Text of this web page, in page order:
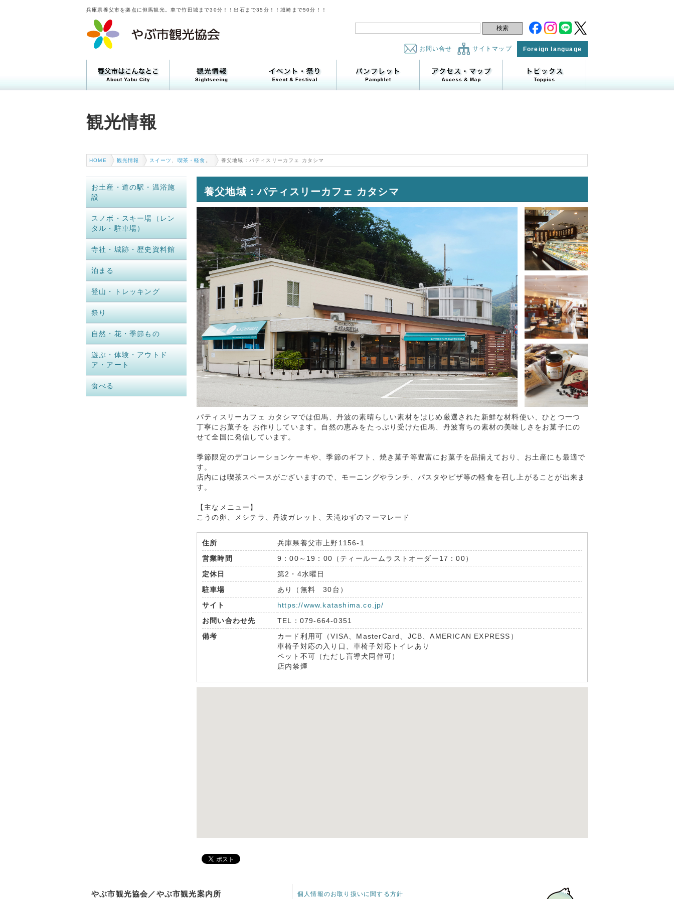
兵庫県養父市を拠点に但馬観光。車で竹田城まで30分！！出石まで35分！！城崎まで50分！！
お問い合せ サイトマップ Foreign language
観光情報
HOME 観光情報 スイーツ 喫茶・軽食 養父地域：パティスリーカフェ カタシマ
養父地域：パティスリーカフェ カタシマ
パティスリーカフェ カタシマでは但馬、丹波の素晴らしい素材をはじめ厳選された新鮮な材料使い、ひとつ一つ
丁寧にお菓子を お作りしています。自然の恵みをたっぷり受けた但馬、丹波育ちの素材の美味しさをお菓子にの
せて全国に発信しています。
季節限定のデコレーションケーキや、季節のギフト、焼き菓子等豊富にお菓子を品揃えており、お土産にも最適で
す。
店内には喫茶スペースがございますので、モーニングやランチ、パスタやピザ等の軽食を召し上がることが出来ま
す。
【主なメニュー】
こうの卵、メシテラ、丹波ガレット、天滝ゆずのマーマレード
住所
兵庫県養父市上野1156-1
営業時間
9：00～19：00（ティールームラストオーダー17：00）
定休日
第2・4水曜日
駐車場
あり（無料 30台）
サイト
https://www.katashima.co.jp/
お問い合わせ先
TEL： 079-664-0351
備考
カード利用可（VISA、MasterCard、JCB、AMERICAN EXPRESS）
車椅子対応の入り口、車椅子対応トイレあり
ペット不可（ただし盲導犬同伴可）
店内禁煙
お土産・道の駅・温浴施
設
スノボ・スキー場（レン
タル・駐車場）
寺社・城跡・歴史資料館
泊まる
登山・トレッキング
祭り
自然・花・季節もの
遊ぶ・体験・アウトド
ア・アート
食べる
やぶ市観光協会／やぶ市観光案内所 個人情報のお取り扱いに関する方針